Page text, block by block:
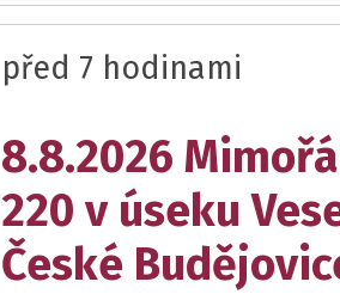
před 7 hodinami
8.8.2026
220 v úseku
České